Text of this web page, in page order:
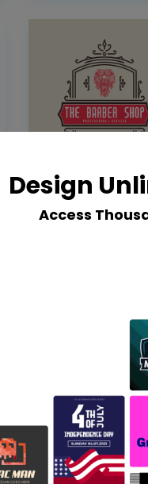
Design
Access